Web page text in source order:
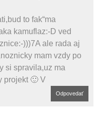
to fak“ma
kamuflaz:-D ved
)))7A ale rada aj
mam vzdy po
si spravila,uz ma
projekt 🙂 V
Odpovedať